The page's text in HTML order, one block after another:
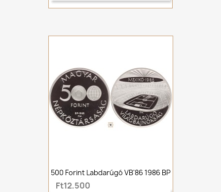
500 Forint Labdarúgó VB'86 1986 BP
Ft12,500